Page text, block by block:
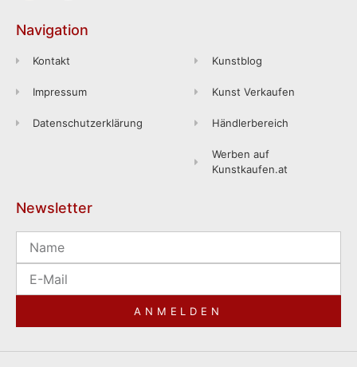
Navigation
Kontakt
Impressum
Datenschutzerklärung
Kunstblog
Kunst Verkaufen
Händlerbereich
Werben auf
Kunstkaufen.at
Newsletter
ANMELDEN